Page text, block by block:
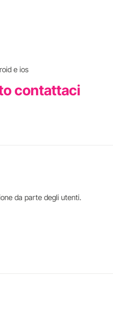
e ios
contattaci
da parte degli utenti.